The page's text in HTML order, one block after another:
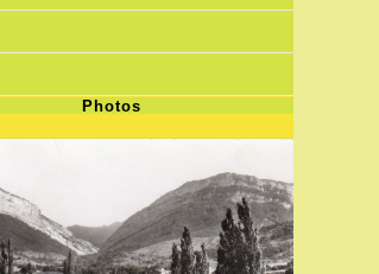
Photos